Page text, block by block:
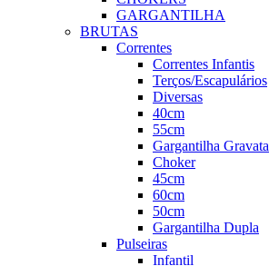
GARGANTILHA
BRUTAS
Correntes
Correntes Infantis
Terços/Escapulários
Diversas
40cm
55cm
Gargantilha Gravata
Choker
45cm
60cm
50cm
Gargantilha Dupla
Pulseiras
Infantil